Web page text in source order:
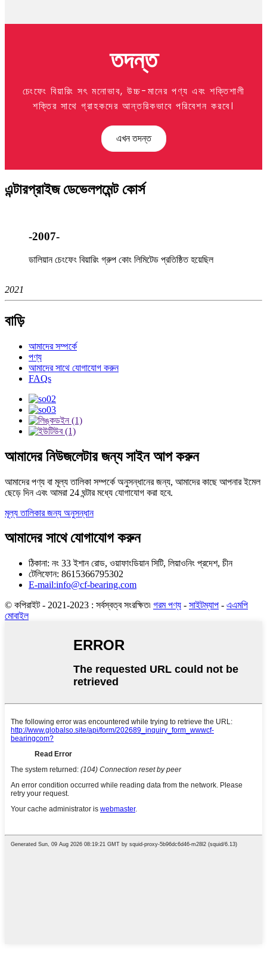
তদন্ত
চেংফেং বিয়ারিং সৎ মনোভাব, উচ্চ-মানের পণ্য এবং শক্তিশালী
শক্তির সাথে গ্রাহকদের আন্তরিকভাবে পরিবেশন করবে।
এখন তদন্ত
এন্টারপ্রাইজ ডেভেলপমেন্ট কোর্স
-2007-
ডালিয়ান চেংফেং বিয়ারিং গ্রুপ কোং লিমিটেড প্রতিষ্ঠিত হয়েছিল
2021
বাড়ি
আমাদের সম্পর্কে
পণ্য
আমাদের সাথে যোগাযোগ করুন
FAQs
আমাদের নিউজলেটার জন্য সাইন আপ করুন
আমাদের পণ্য বা মূল্য তালিকা সম্পর্কে অনুসন্ধানের জন্য, আমাদের কাছে আপনার ইমেল
ছেড়ে দিন এবং আমরা 24 ঘন্টার মধ্যে যোগাযোগ করা হবে.
মূল্য তালিকার জন্য অনুসন্ধান
আমাদের সাথে যোগাযোগ করুন
ঠিকানা: নং 33 ইশান রোড, ওয়াফাংডিয়ান সিটি, লিয়াওনিং প্রদেশ, চীন
টেলিফোন: 8615366795302
E-mail:info@cf-bearing.com
© কপিরাইট - 2021-2023 : সর্বস্বত্ব সংরক্ষিত৷ গরম পণ্য - সাইটম্যাপ - এএমপি
মোবাইল